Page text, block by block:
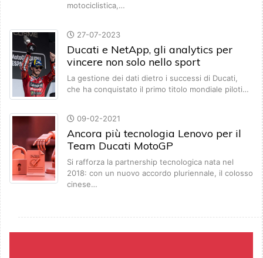
motociclistica,…
27-07-2023
Ducati e NetApp, gli analytics per
vincere non solo nello sport
La gestione dei dati dietro i successi di Ducati,
che ha conquistato il primo titolo mondiale piloti…
09-02-2021
Ancora più tecnologia Lenovo per il
Team Ducati MotoGP
Si rafforza la partnership tecnologica nata nel
2018: con un nuovo accordo pluriennale, il colosso
cinese…